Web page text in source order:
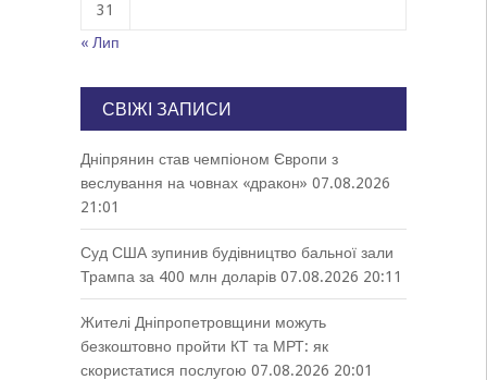
31
« Лип
СВІЖІ ЗАПИСИ
Дніпрянин став чемпіоном Європи з
веслування на човнах «дракон» 07.08.2026
21:01
Суд США зупинив будівництво бальної зали
Трампа за 400 млн доларів 07.08.2026 20:11
Жителі Дніпропетровщини можуть
безкоштовно пройти КТ та МРТ: як
скористатися послугою 07.08.2026 20:01